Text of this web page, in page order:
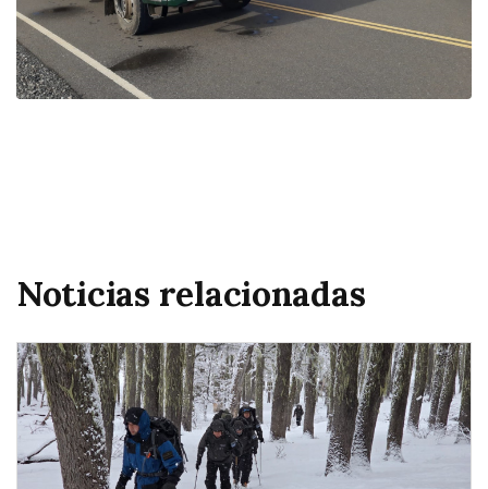
Noticias relacionadas